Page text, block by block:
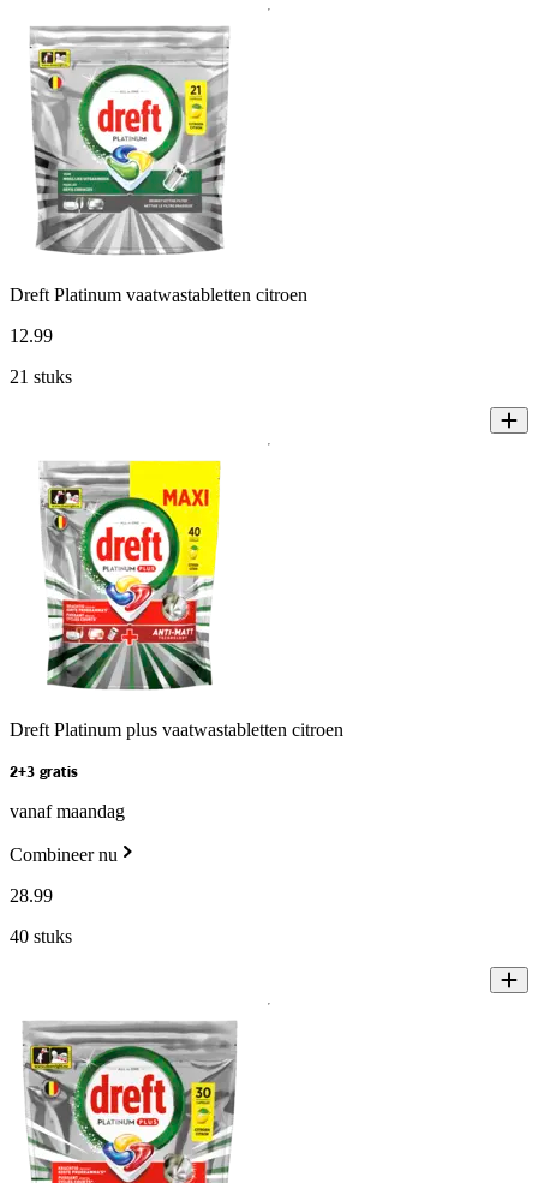
Dreft Platinum vaatwastabletten citroen
12.99
21 stuks
Dreft Platinum plus vaatwastabletten citroen
2+3 gratis
vanaf maandag
Combineer nu
28.99
40 stuks